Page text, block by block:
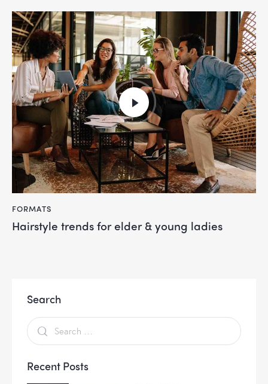
FORMATS
Hairstyle trends for elder & young ladies
Search
Recent Posts